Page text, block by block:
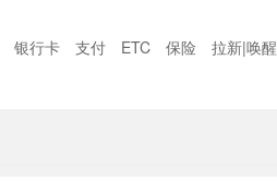
银行卡 支付 ETC 保险 拉新|唤醒